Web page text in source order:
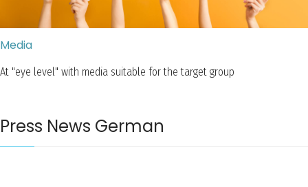
Media
At "eye level" with media suitable for the target group
Press News German